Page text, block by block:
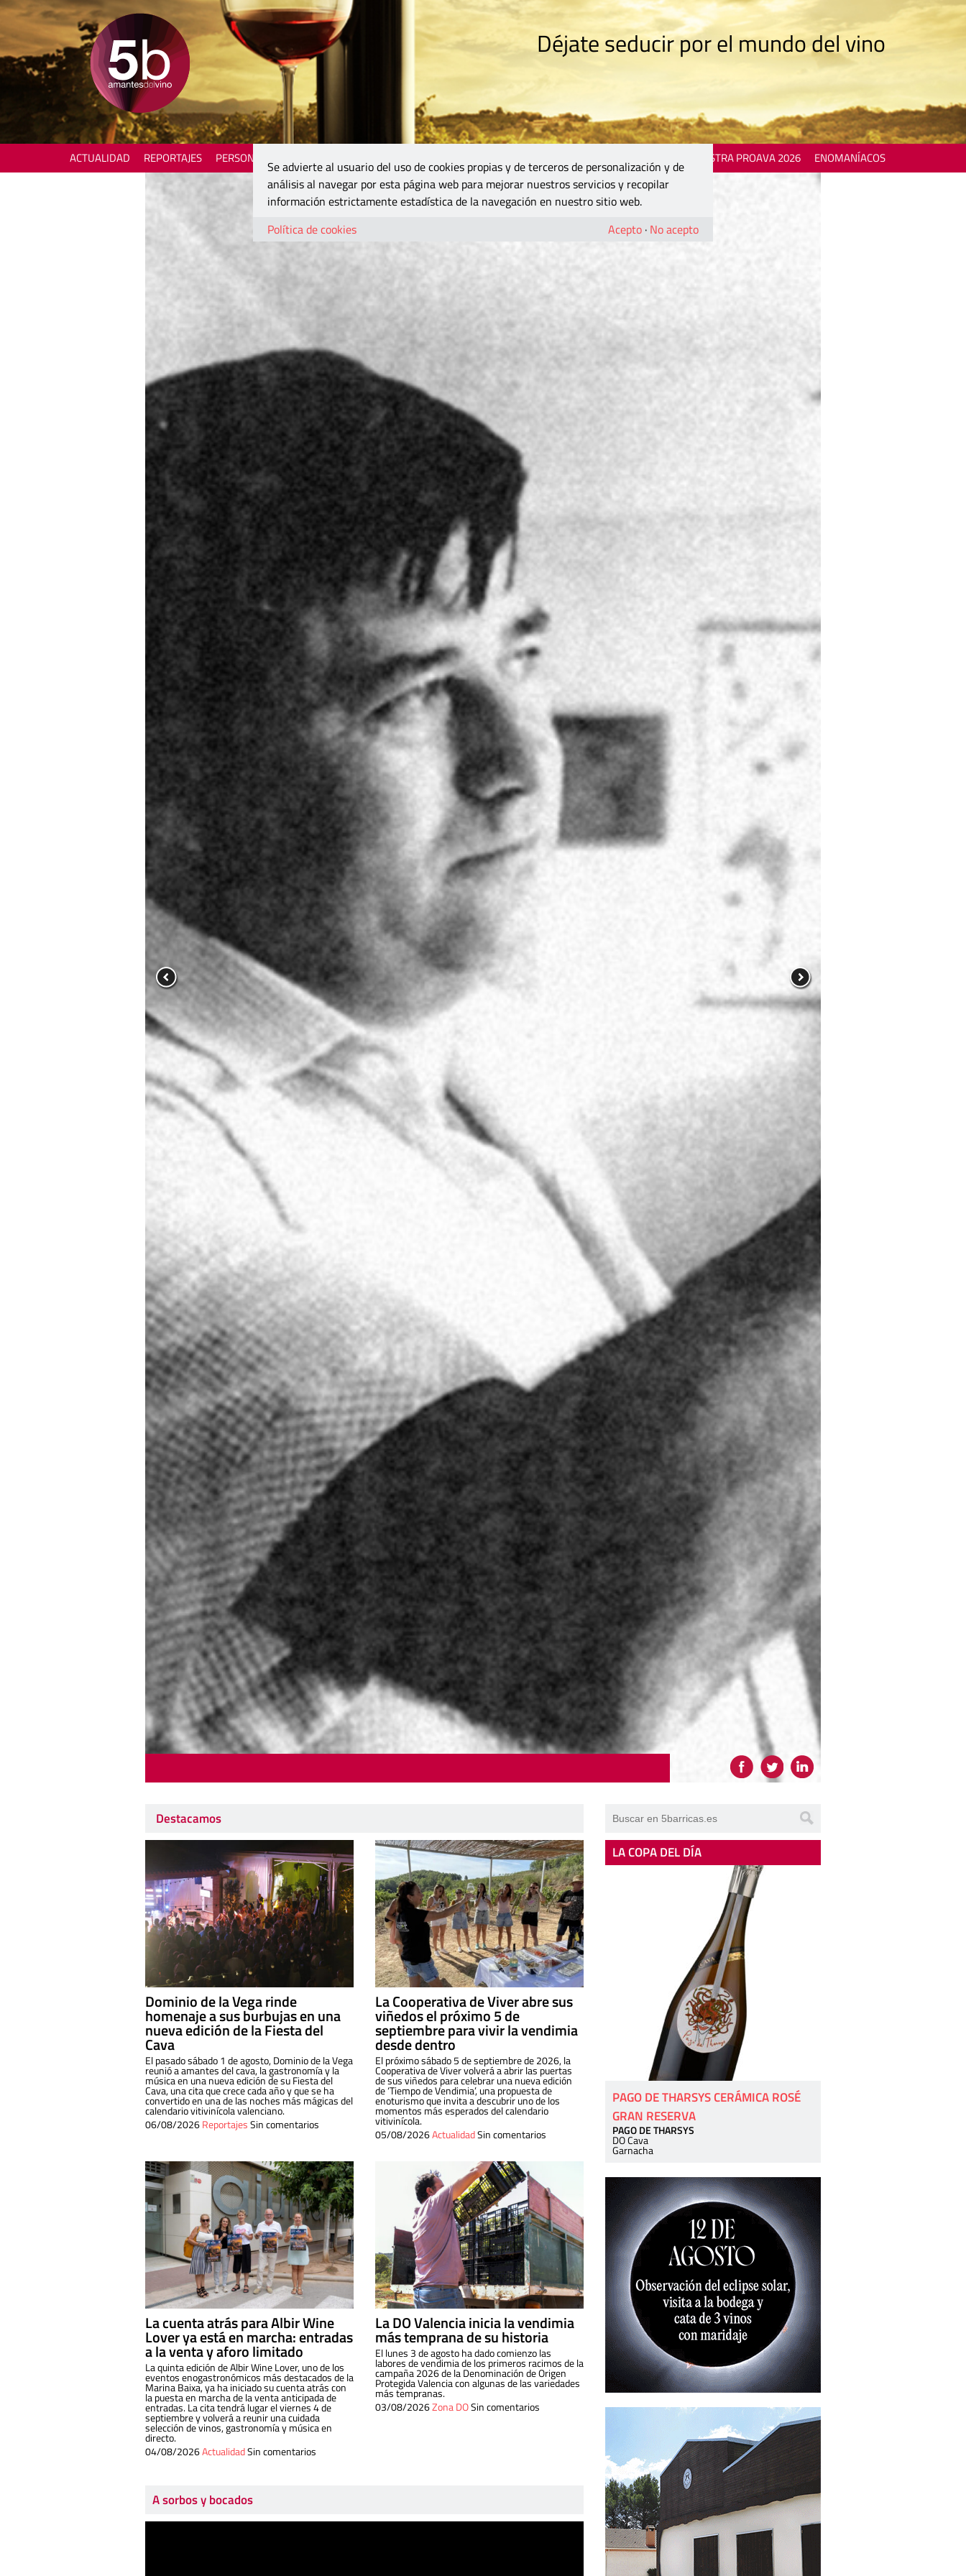
Déjate seducir por el mundo del vino
ACTUALIDAD REPORTAJES PERSONAJES MOSTRA PROAVA 2026 ENOMANÍACOS
Destacamos
Dominio de la Vega rinde
homenaje a sus burbujas en una
nueva edición de la Fiesta del
Cava
El pasado sábado 1 de agosto, Dominio de la Vega
reunió a amantes del cava, la gastronomía y la
música en una nueva edición de su Fiesta del
Cava, una cita que crece cada año y que se ha
convertido en una de las noches más mágicas del
calendario vitivinícola valenciano.
06/08/2026ReportajesSin comentarios
La Cooperativa de Viver abre sus
viñedos el próximo 5 de
septiembre para vivir la vendimia
desde dentro
El próximo sábado 5 de septiembre de 2026, la
Cooperativa de Viver volverá a abrir las puertas
de sus viñedos para celebrar una nueva edición
de ‘Tiempo de Vendimia’, una propuesta de
enoturismo que invita a descubrir uno de los
momentos más esperados del calendario
vitivinícola.
05/08/2026ActualidadSin comentarios
La cuenta atrás para Albir Wine
Lover ya está en marcha: entradas
a la venta y aforo limitado
La quinta edición de Albir Wine Lover, uno de los
eventos enogastronómicos más destacados de la
Marina Baixa, ya ha iniciado su cuenta atrás con
la puesta en marcha de la venta anticipada de
entradas. La cita tendrá lugar el viernes 4 de
septiembre y volverá a reunir una cuidada
selección de vinos, gastronomía y música en
directo.
04/08/2026ActualidadSin comentarios
La DO Valencia inicia la vendimia
más temprana de su historia
El lunes 3 de agosto ha dado comienzo las
labores de vendimia de los primeros racimos de la
campaña 2026 de la Denominación de Origen
Protegida Valencia con algunas de las variedades
más tempranas.
03/08/2026Zona DOSin comentarios
A sorbos y bocados
LA COPA DEL DÍA
PAGO DE THARSYS CERÁMICA ROSÉ
GRAN RESERVA
PAGO DE THARSYS
DO Cava
Garnacha
Se advierte al usuario del uso de cookies propias y de terceros de personalización y de
análisis al navegar por esta página web para mejorar nuestros servicios y recopilar
información estrictamente estadística de la navegación en nuestro sitio web.
Política de cookies
Acepto · No acepto